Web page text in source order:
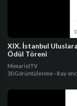
XIX. İstanbul
Ödül Töreni
MimaristTV
30 Görüntülenme · 8 ay